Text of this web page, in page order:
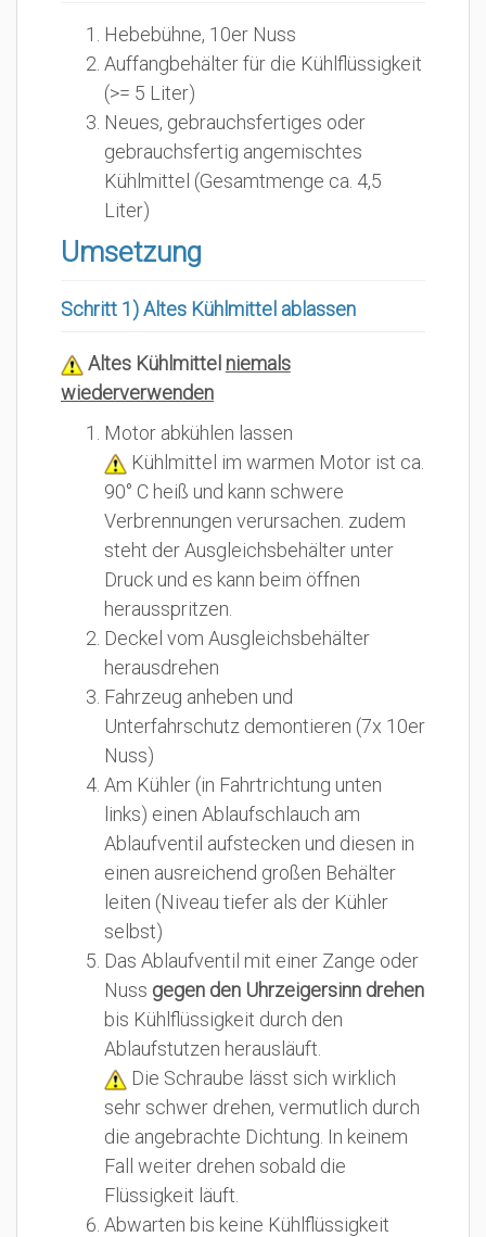
Hebebühne, 10er Nuss
Auffangbehälter für die Kühlflüssigkeit
(>= 5 Liter)
Neues, gebrauchsfertiges oder
gebrauchsfertig angemischtes
Kühlmittel (Gesamtmenge ca. 4,5
Liter)
Umsetzung
Schritt 1) Altes Kühlmittel ablassen
Altes Kühlmittel niemals
wiederverwenden
Motor abkühlen lassen
Kühlmittel im warmen Motor ist ca.
90° C heiß und kann schwere
Verbrennungen verursachen. zudem
steht der Ausgleichsbehälter unter
Druck und es kann beim öffnen
herausspritzen.
Deckel vom Ausgleichsbehälter
herausdrehen
Fahrzeug anheben und
Unterfahrschutz demontieren (7x 10er
Nuss)
Am Kühler (in Fahrtrichtung unten
links) einen Ablaufschlauch am
Ablaufventil aufstecken und diesen in
einen ausreichend großen Behälter
leiten (Niveau tiefer als der Kühler
selbst)
Das Ablaufventil mit einer Zange oder
Nuss gegen den Uhrzeigersinn drehen
bis Kühlflüssigkeit durch den
Ablaufstutzen herausläuft.
Die Schraube lässt sich wirklich
sehr schwer drehen, vermutlich durch
die angebrachte Dichtung. In keinem
Fall weiter drehen sobald die
Flüssigkeit läuft.
Abwarten bis keine Kühlflüssigkeit